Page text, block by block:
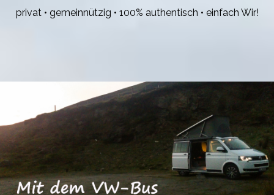
privat • gemeinnützig • 100% authentisch • einfach Wir!